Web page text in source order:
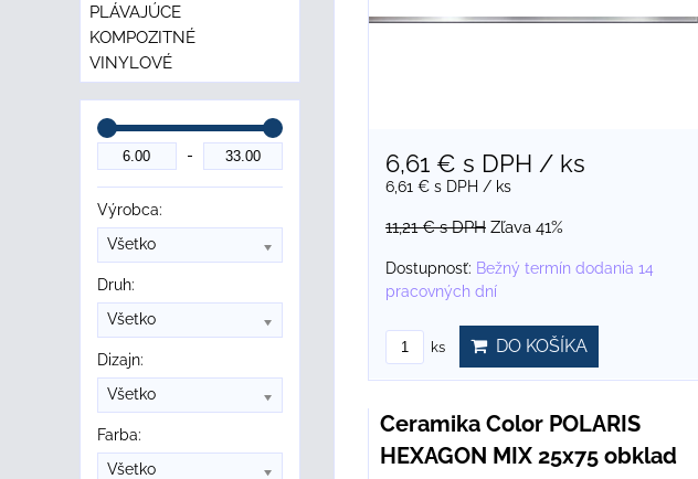
6,61 € s DPH / ks
6,61 € s DPH / ks
11,21 €s DPH Zľava 41%
Dostupnosť: Bežný termín dodania 14
pracovných dní
ks DO KOŠÍKA
Ceramika Color POLARIS
HEXAGON MIX 25x75 obklad
PLÁVAJÚCE
KOMPOZITNÉ
VINYLOVÉ
Výrobca:
Všetko
Druh:
Všetko
Dizajn:
Všetko
Farba:
Všetko